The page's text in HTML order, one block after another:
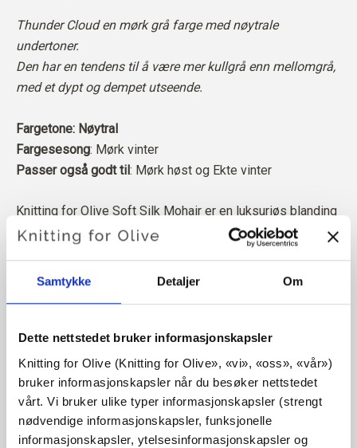
Samtykke Detaljer Om
Dette nettstedet bruker informasjonskapsler
Knitting for Olive (Knitting for Olive», «vi», «oss», «vår»)
bruker informasjonskapsler når du besøker nettstedet
vårt. Vi bruker ulike typer informasjonskapsler (strengt
nødvendige informasjonskapsler, funksjonelle
informasjonskapsler, ytelsesinformasjonskapsler og
Thunder Cloud en mørk grå farge med nøytrale
undertoner.
Den har en tendens til å være mer kullgrå enn mellomgrå,
med et dypt og dempet utseende.
Fargetone: Nøytral
Fargesesong: Mørk vinter
Passer også godt til: Mørk høst og Ekte vinter
Knitting for Olive Soft Silk Mohair er en luksuriøs blanding
av den fineste Kid Mohair og Mulberry-silke.
Sør-Afrika, og garnet er også produsert lokalt. Garnet vårt
at vi vet nøyaktig hvilke gårder, bønder og geiter ullen vår
kommer fra.
All mohairen vår er uavhengig sertifisert i henhold til
Responsible Mohair Standard (RMS), som er sertifisert av
Control Union,CU 1276494.